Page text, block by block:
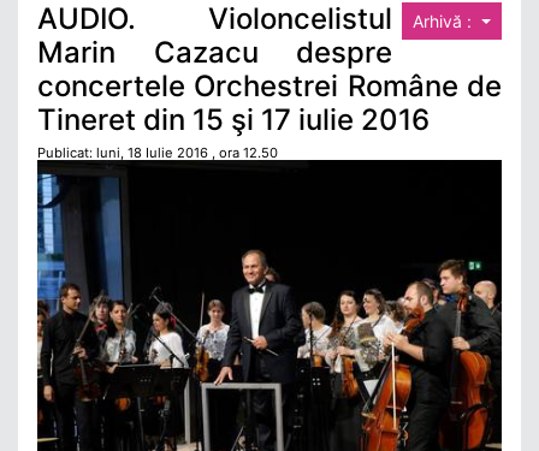
Arhivă :
AUDIO. Violoncelistul
Marin Cazacu despre
concertele Orchestrei Române de
Tineret din 15 şi 17 iulie 2016
Publicat: luni, 18 Iulie 2016 , ora 12.50